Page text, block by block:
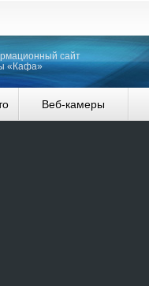
сайт
«Кафа»
Веб-камеры